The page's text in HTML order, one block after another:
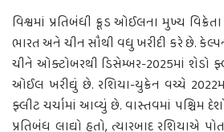
વિશ્વમાં પ્રતિબંધી ક્રૂડ ઓઈલના મુખ્ય
ભારત અને ચીન સૌથી વધુ ખરીદી કરે છે.
ચીને ઓક્ટોબરથી ડિસેમ્બર-2025માં શેડો
ઓઈલ ખરીદ્યું છે. રશિયા-યુક્રેન વચ્ચે
ફ્લીટ ચર્ચામાં આવ્યું છે. વાસ્તવમાં પશ્ચિમ
પ્રતિબંધ લાદ્યો હતો, ત્યારબાદ રશિયાએ